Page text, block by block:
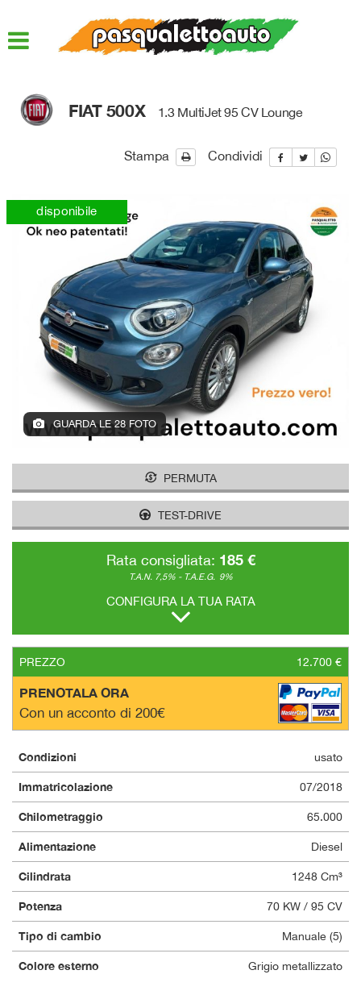
ACQUISTIAMO USATO
QUOTAZIONE USATO
CONTATTI
FIAT 500X 1.3 MultiJet 95 CV Lounge
Stampa Condividi
disponibile
GUARDA LE 28 FOTO
PERMUTA
TEST-DRIVE
Rata consigliata: 185 €
T.A.N. 7,5% - T.A.E.G. 9%
CONFIGURA LA TUA RATA
PREZZO 12.700 €
PRENOTALA ORA
Con un acconto di 200€
Condizioni usato
Immatricolazione 07/2018
Chilometraggio 65.000
Alimentazione Diesel
Cilindrata 1248 Cm³
Potenza 70 KW / 95 CV
Tipo di cambio Manuale (5)
Colore esterno Grigio metallizzato